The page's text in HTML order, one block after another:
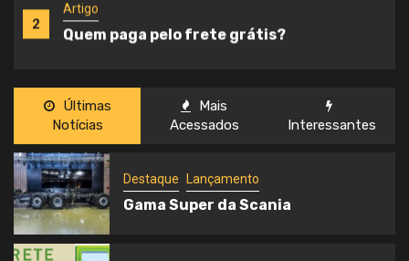
2
Artigo
Quem paga pelo frete grátis?
Brasil
Renovação pesada
4
Artigo
Logística medicinal
Últimas
Notícias
Mais
Acessados
Interessantes
Destaque Lançamento
Gama Super da Scania